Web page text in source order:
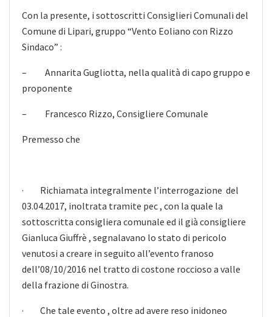
Con la presente, i sottoscritti Consiglieri Comunali del
Comune di Lipari, gruppo “Vento Eoliano con Rizzo
Sindaco” :
– Annarita Gugliotta, nella qualità di capo gruppo e
proponente
– Francesco Rizzo, Consigliere Comunale
Premesso che
· Richiamata integralmente l’interrogazione del
03.04.2017, inoltrata tramite pec , con la quale la
sottoscritta consigliera comunale ed il già consigliere
Gianluca Giuffrè , segnalavano lo stato di pericolo
venutosi a creare in seguito all’evento franoso
dell’08/10/2016 nel tratto di costone roccioso a valle
della frazione di Ginostra.
· Che tale evento , oltre ad avere reso inidoneo